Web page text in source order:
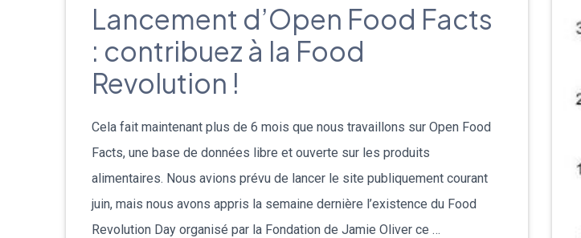
Lancement d’Open Food Facts
: contribuez à la Food
Revolution !
Cela fait maintenant plus de 6 mois que nous travaillons sur Open Food
Facts, une base de données libre et ouverte sur les produits
alimentaires. Nous avions prévu de lancer le site publiquement courant
juin, mais nous avons appris la semaine dernière l’existence du Food
Revolution Day organisé par la Fondation de Jamie Oliver ce …